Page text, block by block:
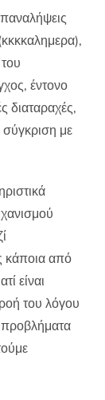
έντονο
διαταραχές,
με
κάποια από
είναι
του λόγου
προβλήματα